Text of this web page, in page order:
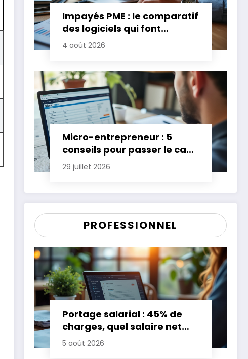
Impayés PME : le comparatif
des logiciels qui font
gagner jusqu’à 20 jours de
4 août 2026
Micro-entrepreneur : 5
conseils pour passer le cap
des premières années
29 juillet 2026
PROFESSIONNEL
Portage salarial : 45% de
charges, quel salaire net
pour un TJM de 500 euros ?
5 août 2026